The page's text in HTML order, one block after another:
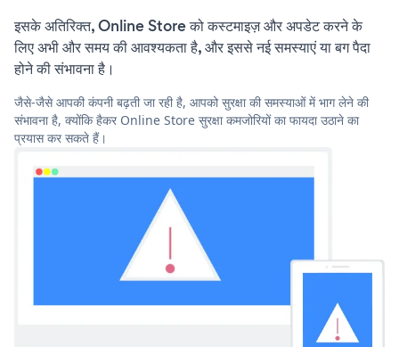
इसके अतिरिक्त, Online Store को कस्टमाइज़ और अपडेट करने के
लिए अभी और समय की आवश्यकता है, और इससे नई समस्याएं या बग पैदा
होने की संभावना है।
जैसे-जैसे आपकी कंपनी बढ़ती जा रही है, आपको सुरक्षा की समस्याओं में भाग लेने की
संभावना है, क्योंकि हैकर Online Store सुरक्षा कमजोरियों का फायदा उठाने का
प्रयास कर सकते हैं।